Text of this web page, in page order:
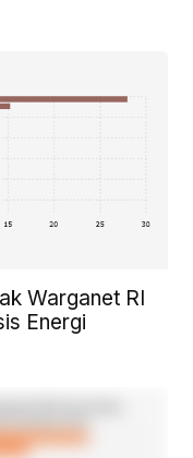
Warganet RI
Energi